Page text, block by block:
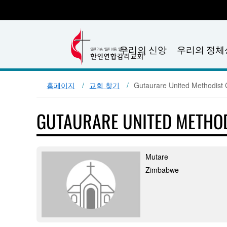
우리의 신앙 우리의 정체
홈페이지 교회 찾기 Gutaurare United Methodist
GUTAURARE UNITED
Mutare
Zimbabwe